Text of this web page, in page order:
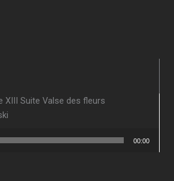
XIII Suite Valse des fleurs
00:00